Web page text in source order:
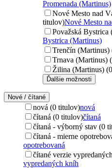
Promenada (Martinus)
Nové Mesto nad
titulov)Nové Mesto
Považská
Bystrica (Martinus)
Trenčín
Trnava (Martinus)
Žilina (Martinus)
Ďalšie možnosti
Nové / čítané
nová (0 titulov)nová
čítaná (0 titulov)čítaná
čítaná - výborný stav (0
čítaná - mierne
opotrebovaná
čítané verzie
vypredaných kníh